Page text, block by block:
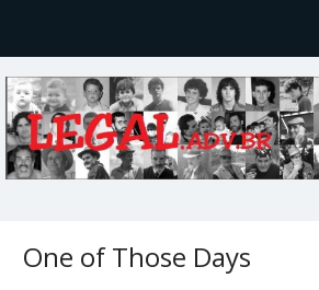
One of Those Days